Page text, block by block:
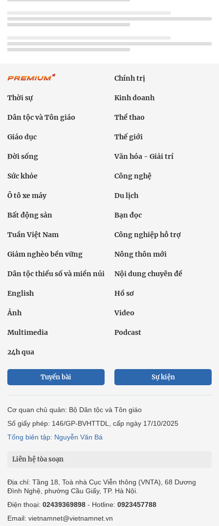
Chính trị
Thời sự Kinh doanh
Dân tộc và Tôn giáo Thể thao
Giáo dục Thế giới
Đời sống Văn hóa - Giải trí
Sức khỏe Công nghệ
Ô tô xe máy Du lịch
Bất động sản Bạn đọc
Tuần Việt Nam Công nghiệp hỗ trợ
Giảm nghèo bền vững Nông thôn mới
Dân tộc thiểu số và miền núi Nội dung chuyên đề
English Hồ sơ
Ảnh Video
Multimedia Podcast
24h qua
Tuyến bài Sự kiện
Cơ quan chủ quản: Bộ Dân tộc và Tôn giáo
Số giấy phép: 146/GP-BVHTTDL, cấp ngày 17/10/2025
Tổng biên tập: Nguyễn Văn Bá
Liên hệ tòa soạn
Địa chỉ: Tầng 18, Toà nhà Cục Viễn thông (VNTA), 68 Dương
Đình Nghệ, phường Cầu Giấy, TP. Hà Nội.
Điện thoại: 02439369898 - Hotline: 0923457788
Email: vietnamnet@vietnamnet.vn